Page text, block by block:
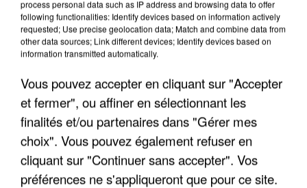
UN SECOND CADRE DE LA DZ MAFIA
INTERPELLÉ EN ALGÉRIE
process personal data such as IP address and browsing data to offer
following functionalities: Identify devices based on information actively
requested; Use precise geolocation data; Match and combine data from
other data sources; Link different devices; Identify devices based on
information transmitted automatically.
Vous pouvez accepter en cliquant sur "Accepter
et fermer", ou affiner en sélectionnant les
finalités et/ou partenaires dans "Gérer mes
choix". Vous pouvez également refuser en
cliquant sur "Continuer sans accepter". Vos
préférences ne s'appliqueront que pour ce site.